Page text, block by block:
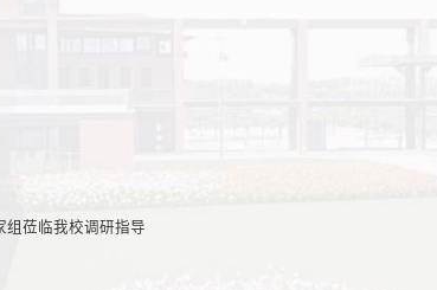
莅临我校调研指导